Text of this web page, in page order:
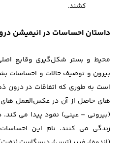
کشند.
داستان احساسات در انیمیشن
محیط و بستر شکل‌گیری وقایع
بیرون و توصیف حالات و احساسات
است به طوری که اتفاقات در درون
های حاصل از آن در عکس‌العمل‌
زندگی می کنند. نام این